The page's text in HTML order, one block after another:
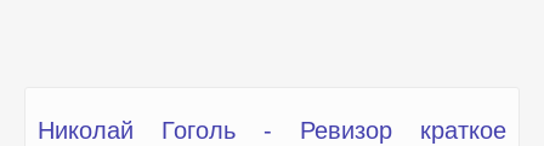
Николай Гоголь - Ревизор краткое